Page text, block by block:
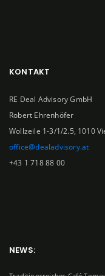
KONTAKT
RE Deal Advisory GmbH
Robert Ehrenhöfer
Wollzeile 1-3/1/2.5, 1010
office@dealadvisory.at
+43 1 718 88 00
NEWS: